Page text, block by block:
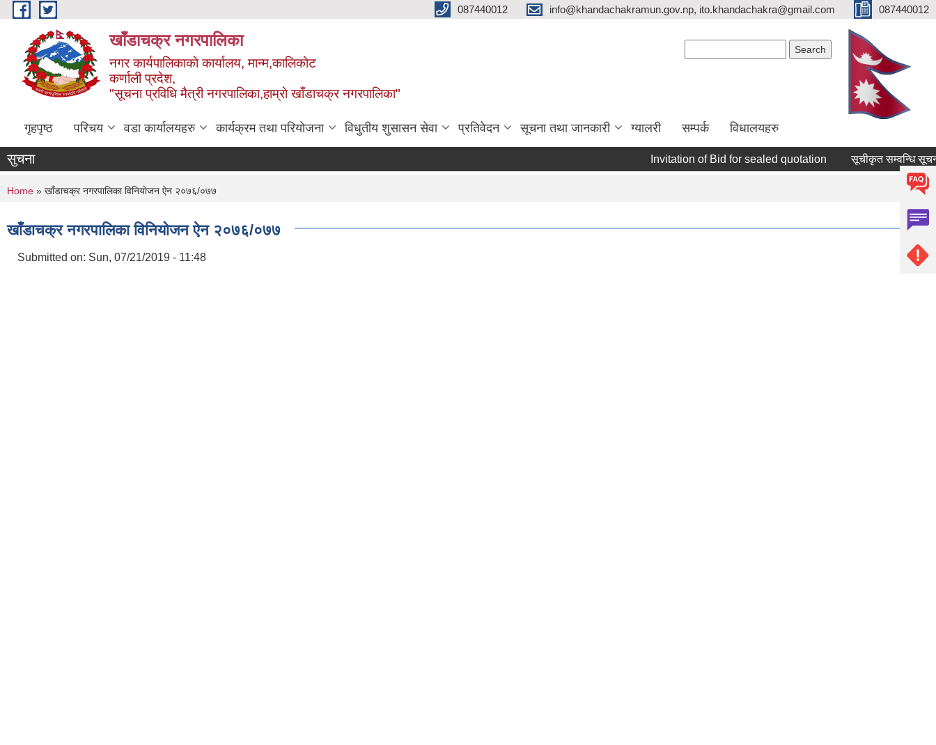
Skip to main content 087440012 info@khandachakramun.gov.np, ito.khandachakra@gmail.com 087440012
खाँडाचक्र नगरपालिका
नगर कार्यपालिकाकाे कार्यालय, मान्म,कालिकाेट
क‍र्णाली प्रदेश,
"सूचना प्रविधि मैत्री नगरपालिका,हाम्राे खाँडाचक्र नगरपालिका"
गृहपृष्ठ परिचय वडा कार्यालयहरु कार्यक्रम तथा परियोजना विधुतीय शुसासन सेवा प्रतिवेदन सूचना तथा जानकारी ग्यालरी सम्पर्क विधालयहरु
सुचना Invitation of Bid for sealed quotation सूचीकृत सम्वन्धि सूचना ।
You are here
Home » खाँडाचक्र नगरपालिका विनियाेजन ऐन २०७६/०७७
खाँडाचक्र नगरपालिका विनियाेजन ऐन २०७६/०७७
Submitted on: Sun, 07/21/2019 - 11:48